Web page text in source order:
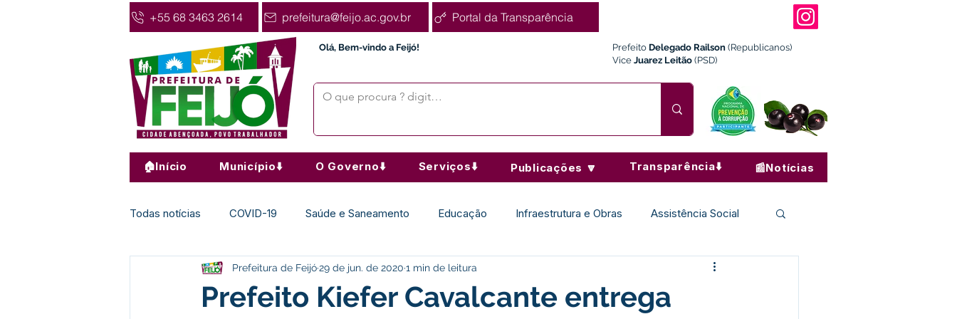
+55 68 3463 2614 prefeitura@feijo.ac.gov.br Portal da Transparência
Olá, Bem-vindo a Feijó! Prefeito Delegado Railson (Republicanos)
Vice Juarez Leitão (PSD)
🏠Início Município⬇️ O Governo⬇️ Serviços⬇️ Publicações 🔽 Transparência⬇️ 📰Notícias
Todas notícias COVID-19 Saúde e Saneamento Educação Infraestrutura e Obras Assistência Social
Agricultura Nota de Pesar Desporto Cultura e Lazer Institucional e Governo
Prefeito Kiefer Cavalcante entrega
Prefeitura de Feijó29 de jun. de 2020 1 min de leitura